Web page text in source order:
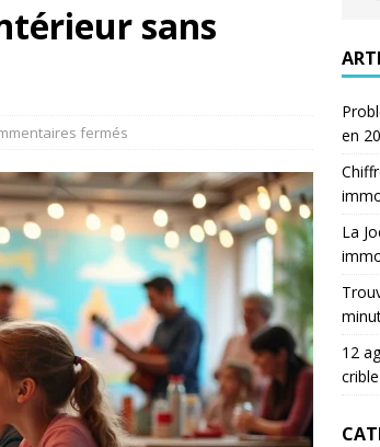
sans
fermés
en
La
12
crible